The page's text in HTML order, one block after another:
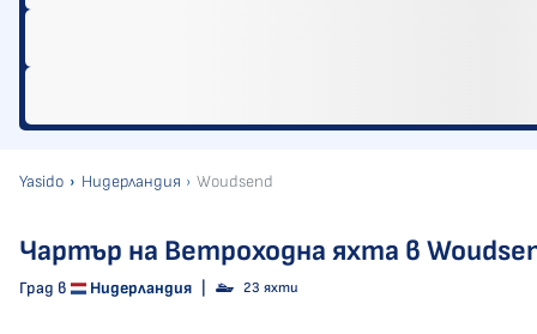
Yasido Нидерландия Woudsend
Чартър на Ветроходна яхта в
Град в Нидерландия 23 яхти